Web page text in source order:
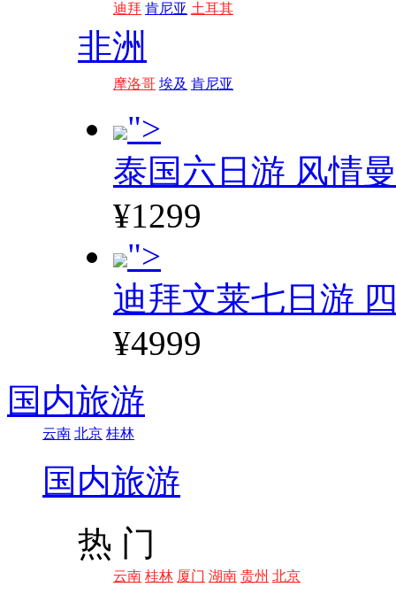
迪拜 肯尼亚 土耳其
非洲
摩洛哥 埃及 肯尼亚
">
泰国六日游 风情
¥1299
">
迪拜文莱七日游
¥4999
国内旅游
云南 北京 桂林
国内旅游
热 门
云南 桂林 厦门 湖南 贵州 北京